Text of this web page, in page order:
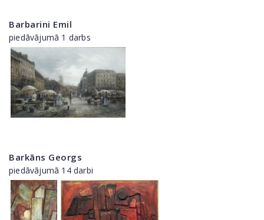
Barbarini Emil
piedāvājumā 1 darbs
Barkāns Georgs
piedāvājumā 14 darbi